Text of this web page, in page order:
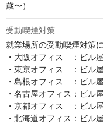
歳〜）
受動喫煙対策
就業場所の受動喫煙対策
・大阪オフィス　：ビル
・東京オフィス　：ビル
・島根オフィス　：ビル
・名古屋オフィス：ビル
・京都オフィス　：ビル
・北海道オフィス：ビル